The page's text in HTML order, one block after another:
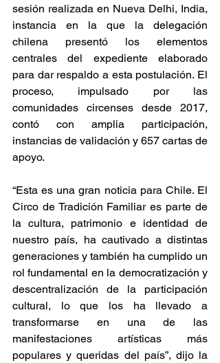
sesión realizada en Nueva Delhi, India,
instancia en la que la delegación
chilena presentó los elementos
centrales del expediente elaborado
para dar respaldo a esta postulación. El
proceso, impulsado por las
comunidades circenses desde 2017,
contó con amplia participación,
instancias de validación y 657 cartas de
apoyo.
“Esta es una gran noticia para Chile. El
Circo de Tradición Familiar es parte de
la cultura, patrimonio e identidad de
nuestro país, ha cautivado a distintas
generaciones y también ha cumplido un
rol fundamental en la democratización y
descentralización de la participación
cultural, lo que los ha llevado a
transformarse en una de las
manifestaciones artísticas más
populares y queridas del país”, dijo la